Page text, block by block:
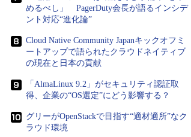
めるべし」 PagerDuty会長が語るインシデ
ント対応“進化論”
Cloud Native Community Japanキックオフミ
ートアップで語られたクラウドネイティブ
の現在と日本の貢献
「AlmaLinux 9.2」がセキュリティ認証取
得、企業の“OS選定”にどう影響する？
グリーがOpenStackで目指す“適材適所”なク
ラウド環境